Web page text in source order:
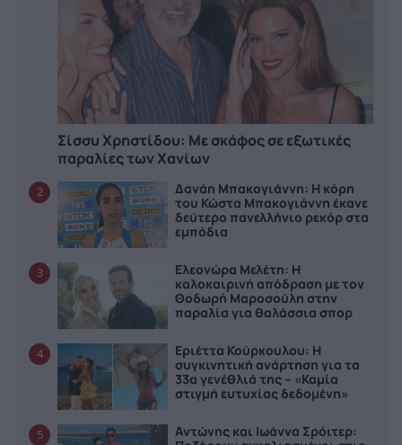
Σίσσυ Χρηστίδου: Με σκάφος σε εξωτικές
παραλίες των Χανίων
2
Δανάη Μπακογιάννη: Η κόρη
του Κώστα Μπακογιάννη έκανε
δεύτερο πανελλήνιο ρεκόρ στα
εμπόδια
3
Ελεονώρα Μελέτη: Η
καλοκαιρινή απόδραση με τον
Θοδωρή Μαροσούλη στην
παραλία για θαλάσσια σπορ
4
Εριέττα Κούρκουλου: Η
συγκινητική ανάρτηση για τα
33α γενέθλιά της – «Καμία
στιγμή ευτυχίας δεδομένη»
5
Αντώνης και Ιωάννα Σρόιτερ: